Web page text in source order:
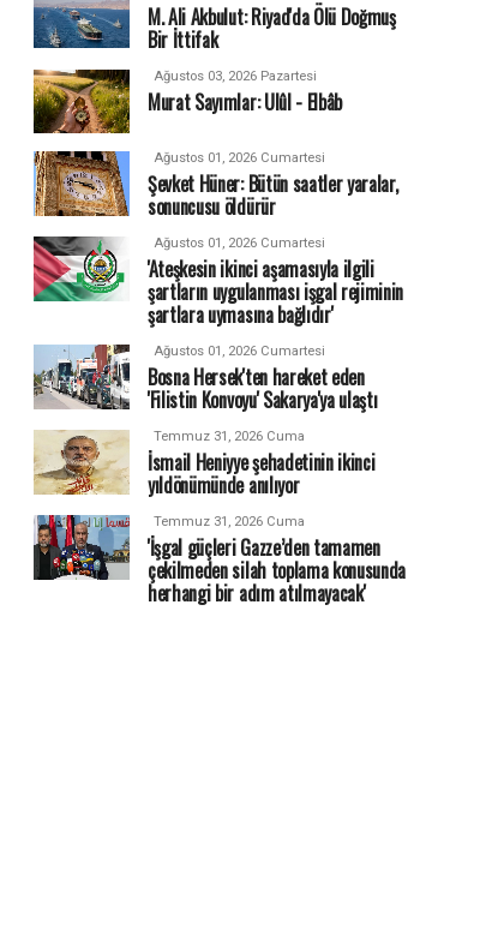
M. Ali Akbulut: Riyad'da Ölü Doğmuş
Bir İttifak
Ağustos 03, 2026 Pazartesi
Murat Sayımlar: Ulûl - Elbâb
Ağustos 01, 2026 Cumartesi
Şevket Hüner: Bütün saatler yaralar,
sonuncusu öldürür
Ağustos 01, 2026 Cumartesi
'Ateşkesin ikinci aşamasıyla ilgili
şartların uygulanması işgal rejiminin
şartlara uymasına bağlıdır'
Ağustos 01, 2026 Cumartesi
Bosna Hersek'ten hareket eden
'Filistin Konvoyu' Sakarya'ya ulaştı
Temmuz 31, 2026 Cuma
İsmail Heniyye şehadetinin ikinci
yıldönümünde anılıyor
Temmuz 31, 2026 Cuma
'İşgal güçleri Gazze’den tamamen
çekilmeden silah toplama konusunda
herhangi bir adım atılmayacak'